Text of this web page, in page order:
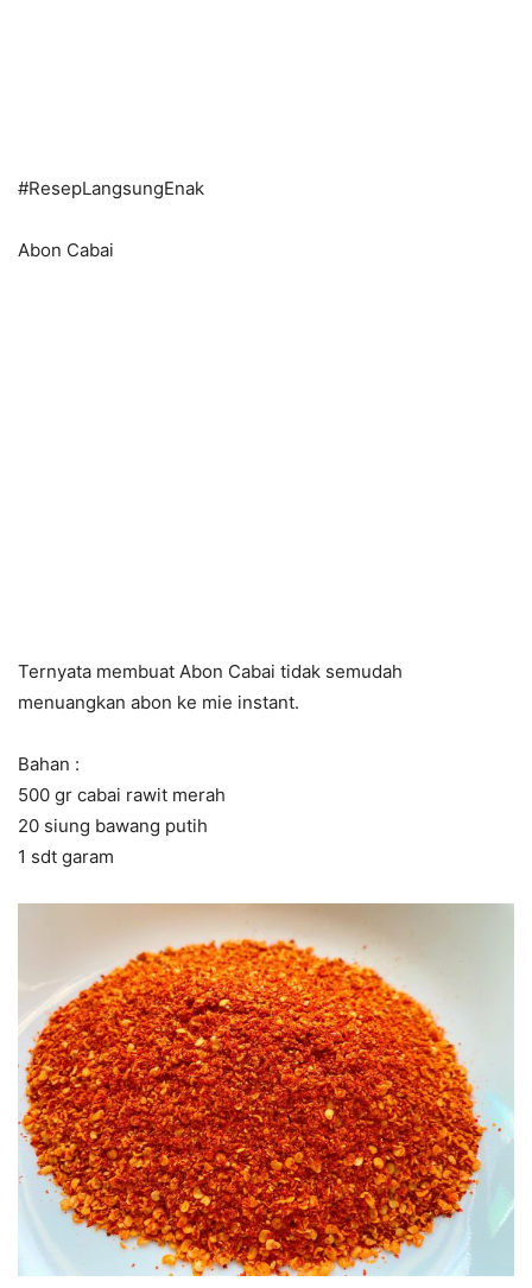
#ResepLangsungEnak
Abon Cabai
Ternyata membuat Abon Cabai tidak semudah
menuangkan abon ke mie instant.
Bahan :
500 gr cabai rawit merah
20 siung bawang putih
1 sdt garam